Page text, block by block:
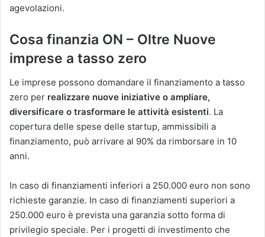
agevolazioni.
Cosa finanzia ON – Oltre Nuove
imprese a tasso zero
Le imprese possono domandare il finanziamento a tasso
zero per realizzare nuove iniziative o ampliare,
diversificare o trasformare le attività esistenti. La
copertura delle spese delle startup, ammissibili a
finanziamento, può arrivare al 90% da rimborsare in 10
anni.
In caso di finanziamenti inferiori a 250.000 euro non sono
richieste garanzie. In caso di finanziamenti superiori a
250.000 euro è prevista una garanzia sotto forma di
privilegio speciale. Per i progetti di investimento che